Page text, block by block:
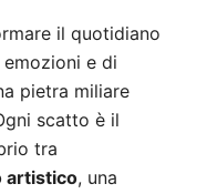
il quotidiano
e di
pietra miliare
scatto è il
tra
artistico, una